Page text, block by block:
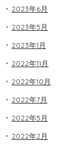
2023年6月
2023年5月
2023年1月
2022年11月
2022年10月
2022年7月
2022年5月
2022年2月